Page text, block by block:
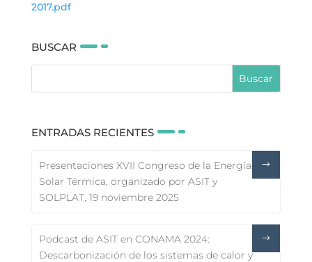
2017.pdf
BUSCAR
ENTRADAS RECIENTES
Presentaciones XVII Congreso de la Energía
Solar Térmica, organizado por ASIT y
SOLPLAT, 19 noviembre 2025
Podcast de ASIT en CONAMA 2024:
Descarbonización de los sistemas de calor y